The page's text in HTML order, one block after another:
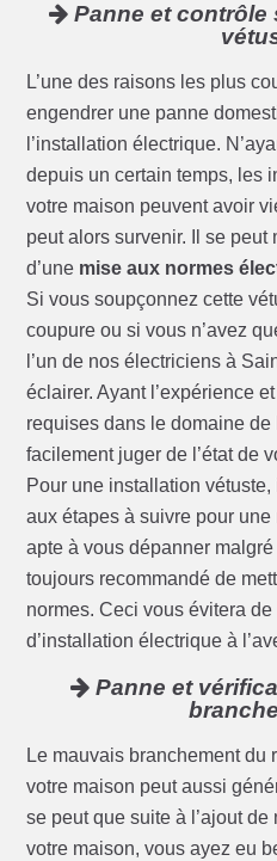
Panne et contrôle
L’une des raisons les plus
engendrer une panne
l’installation électrique.
depuis un certain temps, les
votre maison peuvent avoir
peut alors survenir. Il se peut
d’une mise aux normes
Si vous soupçonnez cette
coupure ou si vous n’avez
l’un de nos électriciens à
éclairer. Ayant l’expérience
requises dans le domaine de
facilement juger de l’état de
Pour une installation
aux étapes à suivre pour
apte à vous dépanner
toujours recommandé de
normes. Ceci vous évitera
d’installation électrique à
Panne et
Le mauvais branchement du
votre maison peut aussi
se peut que suite à l’ajout
votre maison, vous ayez eu